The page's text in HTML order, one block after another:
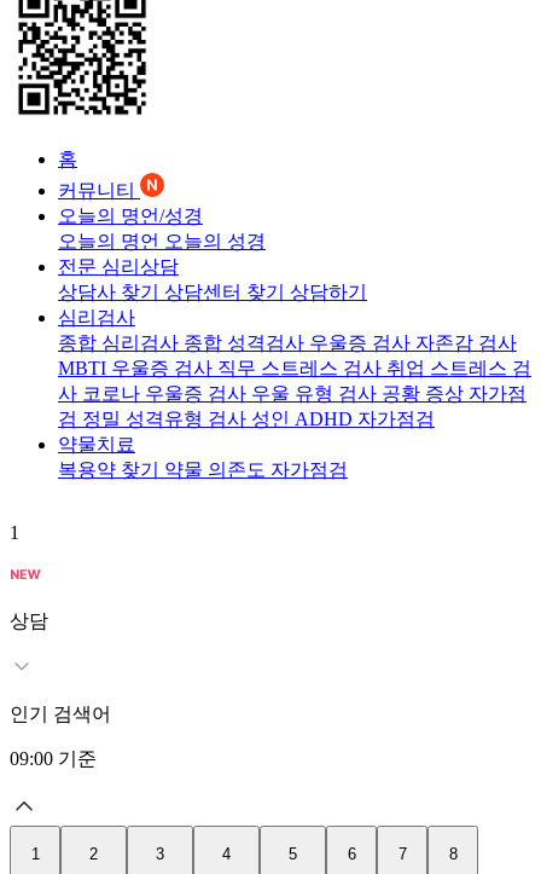
홈
커뮤니티
오늘의 명언/성경
오늘의 명언 오늘의 성경
전문 심리상담
상담사 찾기 상담센터 찾기 상담하기
심리검사
종합 심리검사 종합 성격검사 우울증 검사 자존감 검사
MBTI 우울증 검사 직무 스트레스 검사 취업 스트레스 검
사 코로나 우울증 검사 우울 유형 검사 공황 증상 자가점
검 정밀 성격유형 검사 성인 ADHD 자가점검
약물치료
복용약 찾기 약물 의존도 자가점검
1
상담
인기 검색어
09:00 기준
1 2 3 4 5 6 7 8